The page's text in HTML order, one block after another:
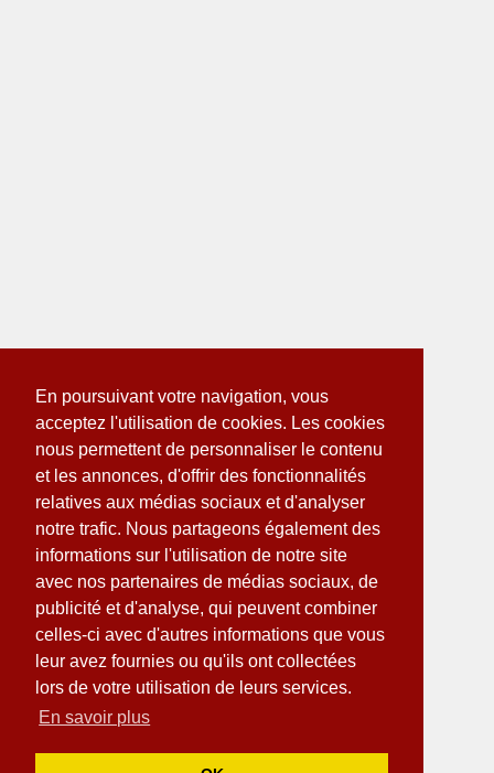
En poursuivant votre navigation, vous
acceptez l'utilisation de cookies. Les cookies
nous permettent de personnaliser le contenu
et les annonces, d'offrir des fonctionnalités
relatives aux médias sociaux et d'analyser
notre trafic. Nous partageons également des
informations sur l'utilisation de notre site
avec nos partenaires de médias sociaux, de
publicité et d'analyse, qui peuvent combiner
celles-ci avec d'autres informations que vous
leur avez fournies ou qu'ils ont collectées
lors de votre utilisation de leurs services.
En savoir plus